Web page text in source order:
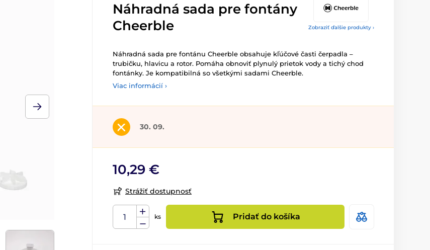
Zobraziť ďalšie produkty ›
Náhradná sada pre fontány
Cheerble
Náhradná sada pre fontánu Cheerble obsahuje kľúčové časti čerpadla –
trubičku, hlavicu a rotor. Pomáha obnoviť plynulý prietok vody a tichý chod
fontánky. Je kompatibilná so všetkými sadami Cheerble.
Viac informácií ›
30. 09.
10,29 €
Strážiť dostupnosť
ks Pridať do košíka